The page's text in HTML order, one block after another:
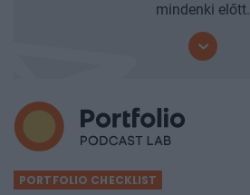
mindenki előtt.
PORTFOLIO CHECKLIST